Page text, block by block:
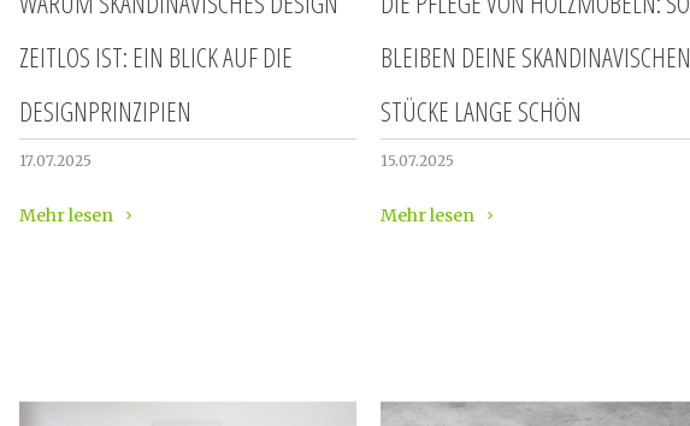
ZEITLOS IST: EIN BLICK AUF DIE
DESIGNPRINZIPIEN
17.07.2025
Mehr lesen
BLEIBEN DEINE SKANDINAVISCHEN
STÜCKE LANGE SCHÖN
15.07.2025
Mehr lesen